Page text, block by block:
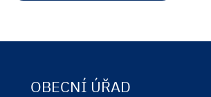
OBECNÍ ÚŘAD